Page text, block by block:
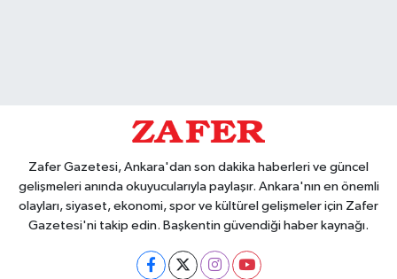
Zafer Gazetesi, Ankara'dan son dakika haberleri ve güncel
gelişmeleri anında okuyucularıyla paylaşır. Ankara'nın en önemli
olayları, siyaset, ekonomi, spor ve kültürel gelişmeler için Zafer
Gazetesi'ni takip edin. Başkentin güvendiği haber kaynağı.